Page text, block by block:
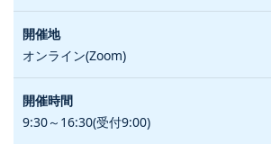
オンライン(Zoom)
9:30～16:30(受付9:00)